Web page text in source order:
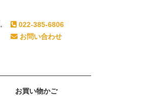
022-385-6806
お問い合わせ
お買い物かご